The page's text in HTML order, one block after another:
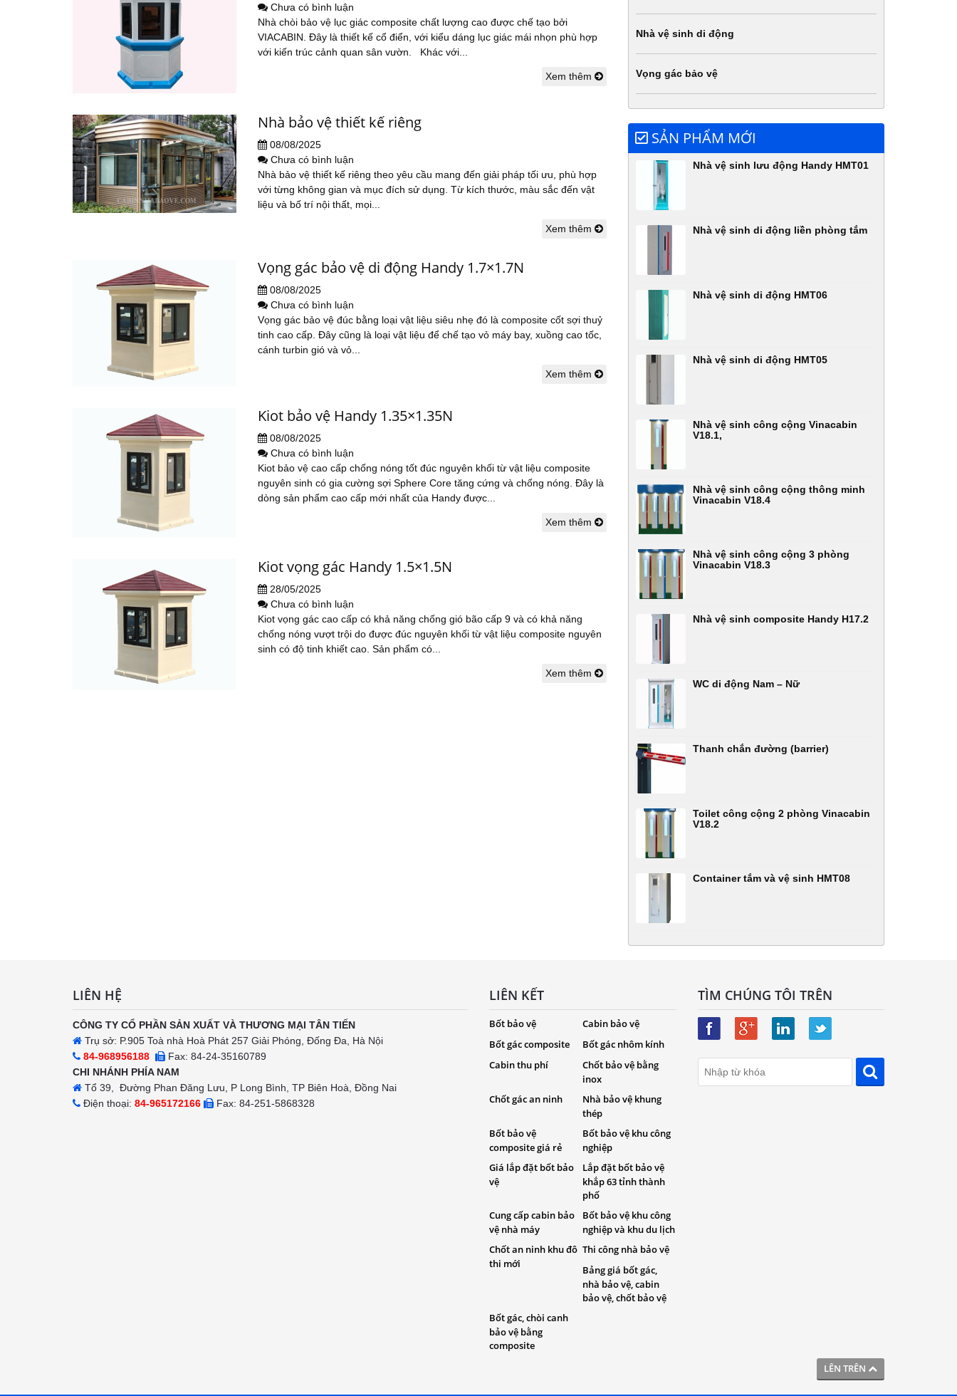
Chưa có bình luận
Nhà chòi bảo vệ lục giác composite chất lượng cao được chế tạo bởi
VIACABIN. Đây là thiết kế cổ điển, với kiểu dáng lục giác mái nhọn phù hợp
với kiến trúc cảnh quan sân vườn. Khác với...
Xem thêm
Nhà bảo vệ thiết kế riêng
08/08/2025
Chưa có bình luận
Nhà bảo vệ thiết kế riêng theo yêu cầu mang đến giải pháp tối ưu, phù hợp
với từng không gian và mục đích sử dụng. Từ kích thước, màu sắc đến vật
liệu và bố trí nội thất, mọi...
Xem thêm
Vọng gác bảo vệ di động Handy 1.7×1.7N
08/08/2025
Chưa có bình luận
Vọng gác bảo vệ đúc bằng loại vật liệu siêu nhẹ đó là composite cốt sợi thuỷ
tinh cao cấp. Đây cũng là loại vật liệu để chế tạo vỏ máy bay, xuồng cao tốc,
cánh turbin gió và vỏ...
Xem thêm
Kiot bảo vệ Handy 1.35×1.35N
08/08/2025
Chưa có bình luận
Kiot bảo vệ cao cấp chống nóng tốt đúc nguyên khối từ vật liệu composite
nguyên sinh có gia cường sợi Sphere Core tăng cứng và chống nóng. Đây là
dòng sản phẩm cao cấp mới nhất của Handy được...
Xem thêm
Kiot vọng gác Handy 1.5×1.5N
28/05/2025
Chưa có bình luận
Kiot vọng gác cao cấp có khả năng chống gió bão cấp 9 và có khả năng
chống nóng vượt trội do được đúc nguyên khối từ vật liệu composite nguyên
sinh có độ tinh khiết cao. Sản phẩm có...
Xem thêm
Nhà vệ sinh di động
Vọng gác bảo vệ
SẢN PHẨM MỚI
Nhà vệ sinh lưu động Handy HMT01
Nhà vệ sinh di động liền phòng tắm
Nhà vệ sinh di động HMT06
Nhà vệ sinh di động HMT05
Nhà vệ sinh công cộng Vinacabin
V18.1,
Nhà vệ sinh công cộng thông minh
Vinacabin V18.4
Nhà vệ sinh công cộng 3 phòng
Vinacabin V18.3
Nhà vệ sinh composite Handy H17.2
WC di động Nam – Nữ
Thanh chắn đường (barrier)
Toilet công cộng 2 phòng Vinacabin
V18.2
Container tắm và vệ sinh HMT08
LÊN TRÊN
LIÊN HỆ
CÔNG TY CỔ PHẦN SẢN XUẤT VÀ THƯƠNG MẠI TÂN TIẾN
Trụ sở: P.905 Toà nhà Hoà Phát 257 Giải Phóng, Đống Đa, Hà Nội
84-968956188
Fax: 84-24-35160789
CHI NHÁNH PHÍA NAM
Tổ 39, Đường Phan Đăng Lưu, P Long Bình, TP Biên Hoà, Đồng Nai
Điện thoại: 84-965172166 Fax: 84-251-5868328
LIÊN KẾT
Bốt bảo vệ
Cabin bảo vệ
Bốt gác composite
Bốt gác nhôm kính
Cabin thu phí
Chốt bảo vệ bằng
inox
Chốt gác an ninh Nhà bảo vệ khung
thép
Bốt bảo vệ
composite giá rẻ
Bốt bảo vệ khu công
nghiệp
Giá lắp đặt bốt bảo
vệ
Lắp đặt bốt bảo vệ
khắp 63 tỉnh thành
phố
Cung cấp cabin bảo
vệ nhà máy
Bốt bảo vệ khu công
nghiệp và khu du lịch
Chốt an ninh khu đô
thi mới
Thi công nhà bảo vệ
Bảng giá bốt gác,
nhà bảo vệ, cabin
bảo vệ, chốt bảo vệ
Bốt gác, chòi canh
bảo vệ bằng
composite
TÌM CHÚNG TÔI TRÊN